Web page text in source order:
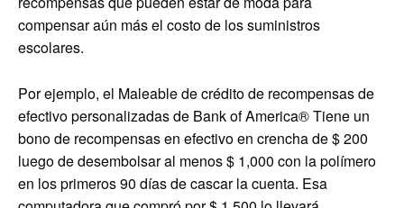
compensar aún más el costo de los suministros
escolares.
Por ejemplo, el Maleable de crédito de recompensas de
efectivo personalizadas de Bank of America®Tiene un
bono de recompensas en efectivo en crencha de $ 200
luego de desembolsar al menos $ 1,000 con la polímero
en los primeros 90 días de cascar la cuenta. Esa